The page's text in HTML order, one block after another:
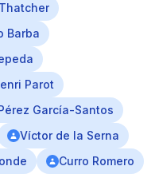
Barba
Parot
García-Santos
Víctor de la Serna
Curro Romero